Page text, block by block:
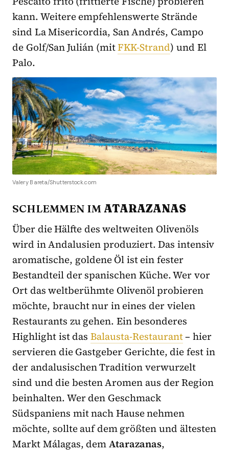
kann. Weitere empfehlenswerte Strände
sind La Misericordia, San Andrés, Campo
de Golf/San Julián (mitFKK-Strand) und El
Palo.
Valery Bareta/Shutterstock.com
SCHLEMMEN IM ATARAZANAS
Über die Hälfte des weltweiten Olivenöls
wird in Andalusien produziert. Das intensiv
aromatische, goldene Öl ist ein fester
Bestandteil der spanischen Küche. Wer vor
Ort das weltberühmte Olivenöl probieren
möchte, braucht nur in eines der vielen
Restaurants zu gehen. Ein besonderes
Highlight ist das Balausta-Restaurant– hier
servieren die Gastgeber Gerichte, die fest in
der andalusischen Tradition verwurzelt
sind und die besten Aromen aus der Region
beinhalten. Wer den Geschmack
Südspaniens mit nach Hause nehmen
möchte, sollte auf dem größten und ältesten
Markt Málagas, demAtarazanas,